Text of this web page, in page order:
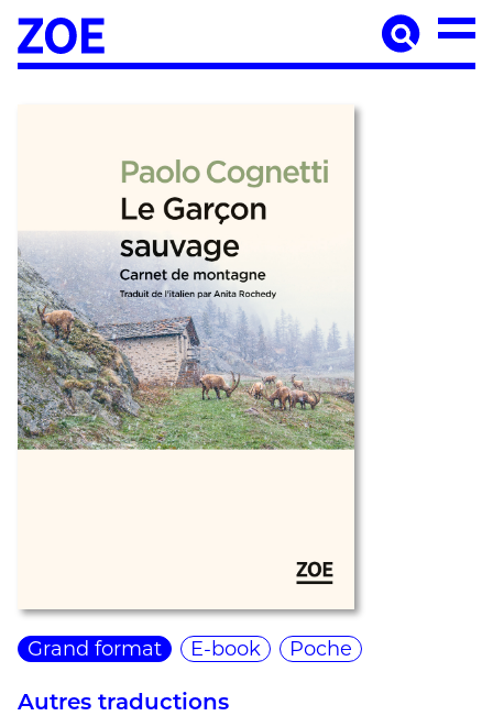
Accueil
À paraître
Auteur·ices
Agenda
Les éditions Zoé
Diffusion
Médiation culturelle
Manuscrits
Foreign rights
Contact
Mentions légales
Grand format E-book Poche
Autres traductions